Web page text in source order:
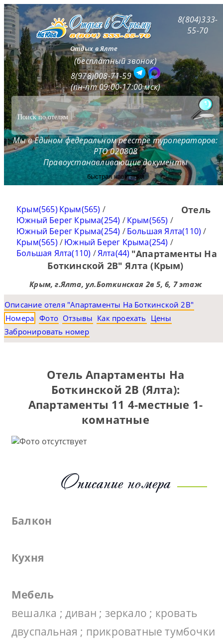
Отдых в Ялте
8(804)333-
55-70
(бесплатный звонок)
8(978)008-71-59
(пн-пт 09:00-17:00 мск)
Мы в Едином федеральном реестре туроператоров:
РТО 020808
Правоустанавливающие документы
быстрая навигация
Крым(565) Крым(565) /
Южный Берег Крыма(254) /Крым(565) /
Южный Берег Крыма(254) /Большая Ялта(110) /
Крым(565) /Южный Берег Крыма(254) /
Большая Ялта(110) /Ялта(44)
Отель
"Апартаменты На
Боткинской 2В" Ялта (Крым)
Крым, г.Ялта, ул.Боткинская 2в 5, 6, 7 этаж
Описание отеля "Апартаменты На Боткинской 2В"
Номера Фото Отзывы Как проехать Цены
Забронировать номер
Отель Апартаменты На
Боткинской 2В (Ялта):
Апартаменты 11 4-местные 1-
комнатные
Описание номера
Балкон
Кухня
Мебель
вешалка ; диван ; зеркало ; кровать
двуспальная ; прикроватные тумбочки